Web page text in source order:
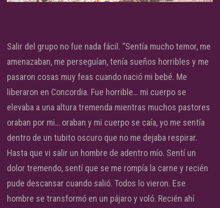
Salir del grupo no fue nada fácil. “Sentía mucho temor, me
amenazaban, me perseguían, tenía sueños horribles y me
pasaron cosas muy feas cuando nació mi bebé. Me
liberaron en Concordia. Fue horrible… mi cuerpo se
elevaba a una altura tremenda mientras muchos pastores
oraban por mi… oraban y mi cuerpo se caía, yo me sentía
dentro de un tubito oscuro que no me dejaba respirar.
Hasta que vi salir un hombre de adentro mío. Sentí un
dolor tremendo, sentí que se me rompía la carne y recién
pude descansar cuando salió. Todos lo vieron. Ese
hombre se transformó en un pájaro y voló. Recién ahí